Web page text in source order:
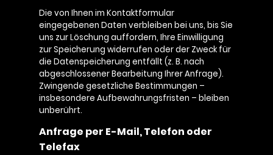
Die von Ihnen im Kontaktformular
eingegebenen Daten verbleiben bei uns, bis Sie
uns zur Löschung auffordern, Ihre Einwilligung
zur Speicherung widerrufen oder der Zweck für
die Datenspeicherung entfällt (z. B. nach
abgeschlossener Bearbeitung Ihrer Anfrage).
Zwingende gesetzliche Bestimmungen –
insbesondere Aufbewahrungsfristen – bleiben
unberührt.
Anfrage per E-Mail, Telefon oder
Telefax